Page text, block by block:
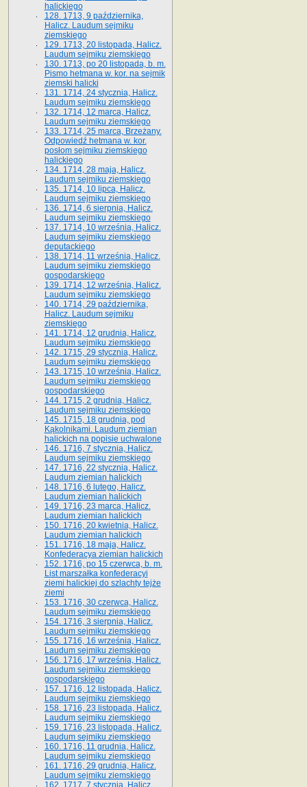
halickiego
128. 1713, 9 października,
Halicz. Laudum sejmiku
ziemskiego
129. 1713, 20 listopada, Halicz.
Laudum sejmiku ziemskiego
130. 1713, po 20 listopada, b. m.
Pismo hetmana w. kor. na sejmik
ziemski halicki
131. 1714, 24 stycznia, Halicz.
Laudum sejmiku ziemskiego
132. 1714, 12 marca, Halicz.
Laudum sejmiku ziemskiego
133. 1714, 25 marca, Brzeżany.
Odpowiedź hetmana w. kor.
posłom sejmiku ziemskiego
halickiego
134. 1714, 28 maja, Halicz.
Laudum sejmiku ziemskiego
135. 1714, 10 lipca, Halicz.
Laudum sejmiku ziemskiego
136. 1714, 6 sierpnia, Halicz.
Laudum sejmiku ziemskiego
137. 1714, 10 września, Halicz.
Laudum sejmiku ziemskiego
deputackiego
138. 1714, 11 września, Halicz.
Laudum sejmiku ziemskiego
gospodarskiego
139. 1714, 12 września, Halicz.
Laudum sejmiku ziemskiego
140. 1714, 29 października,
Halicz. Laudum sejmiku
ziemskiego
141. 1714, 12 grudnia, Halicz.
Laudum sejmiku ziemskiego
142. 1715, 29 stycznia, Halicz.
Laudum sejmiku ziemskiego
143. 1715, 10 września, Halicz.
Laudum sejmiku ziemskiego
gospodarskiego
144. 1715, 2 grudnia, Halicz.
Laudum sejmiku ziemskiego
145. 1715, 18 grudnia, pod
Kąkolnikami. Laudum ziemian
halickich na popisie uchwalone
146. 1716, 7 stycznia, Halicz.
Laudum sejmiku ziemskiego
147. 1716, 22 stycznia, Halicz.
Laudum ziemian halickich
148. 1716, 6 lutego, Halicz.
Laudum ziemian halickich
149. 1716, 23 marca, Halicz.
Laudum ziemian halickich
150. 1716, 20 kwietnia, Halicz.
Laudum ziemian halickich
151. 1716, 18 maja, Halicz.
Konfederacya ziemian halickich
152. 1716, po 15 czerwca, b. m.
List marszałka konfederacyi
ziemi halickiej do szlachty tejże
ziemi
153. 1716, 30 czerwca, Halicz.
Laudum sejmiku ziemskiego
154. 1716, 3 sierpnia, Halicz.
Laudum sejmiku ziemskiego
155. 1716, 16 września, Halicz.
Laudum sejmiku ziemskiego
156. 1716, 17 września, Halicz.
Laudum sejmiku ziemskiego
gospodarskiego
157. 1716, 12 listopada, Halicz.
Laudum sejmiku ziemskiego
158. 1716, 23 listopada, Halicz.
Laudum sejmiku ziemskiego
159. 1716, 23 listopada, Halicz.
Laudum sejmiku ziemskiego
160. 1716, 11 grudnia, Halicz.
Laudum sejmiku ziemskiego
161. 1716, 29 grudnia, Halicz.
Laudum sejmiku ziemskiego
162. 1717, 7 stycznia, Halicz.